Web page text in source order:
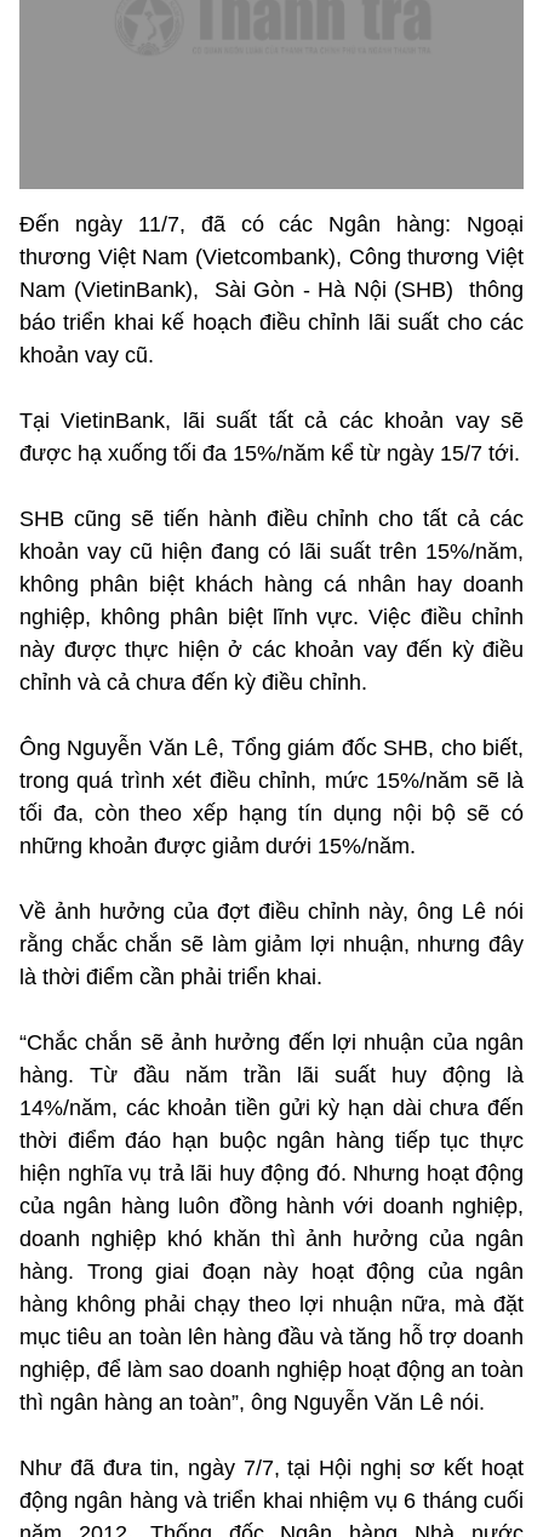
Đến ngày 11/7, đã có các Ngân hàng: Ngoại
thương Việt Nam (Vietcombank), Công thương Việt
Nam (VietinBank), Sài Gòn - Hà Nội (SHB) thông
báo triển khai kế hoạch điều chỉnh lãi suất cho các
khoản vay cũ.
Tại VietinBank, lãi suất tất cả các khoản vay sẽ
được hạ xuống tối đa 15%/năm kể từ ngày 15/7 tới.
SHB cũng sẽ tiến hành điều chỉnh cho tất cả các
khoản vay cũ hiện đang có lãi suất trên 15%/năm,
không phân biệt khách hàng cá nhân hay doanh
nghiệp, không phân biệt lĩnh vực. Việc điều chỉnh
này được thực hiện ở các khoản vay đến kỳ điều
chỉnh và cả chưa đến kỳ điều chỉnh.
Ông Nguyễn Văn Lê, Tổng giám đốc SHB, cho biết,
trong quá trình xét điều chỉnh, mức 15%/năm sẽ là
tối đa, còn theo xếp hạng tín dụng nội bộ sẽ có
những khoản được giảm dưới 15%/năm.
Về ảnh hưởng của đợt điều chỉnh này, ông Lê nói
rằng chắc chắn sẽ làm giảm lợi nhuận, nhưng đây
là thời điểm cần phải triển khai.
“Chắc chắn sẽ ảnh hưởng đến lợi nhuận của ngân
hàng. Từ đầu năm trần lãi suất huy động là
14%/năm, các khoản tiền gửi kỳ hạn dài chưa đến
thời điểm đáo hạn buộc ngân hàng tiếp tục thực
hiện nghĩa vụ trả lãi huy động đó. Nhưng hoạt động
của ngân hàng luôn đồng hành với doanh nghiệp,
doanh nghiệp khó khăn thì ảnh hưởng của ngân
hàng. Trong giai đoạn này hoạt động của ngân
hàng không phải chạy theo lợi nhuận nữa, mà đặt
mục tiêu an toàn lên hàng đầu và tăng hỗ trợ doanh
nghiệp, để làm sao doanh nghiệp hoạt động an toàn
thì ngân hàng an toàn”, ông Nguyễn Văn Lê nói.
Như đã đưa tin, ngày 7/7, tại Hội nghị sơ kết hoạt
động ngân hàng và triển khai nhiệm vụ 6 tháng cuối